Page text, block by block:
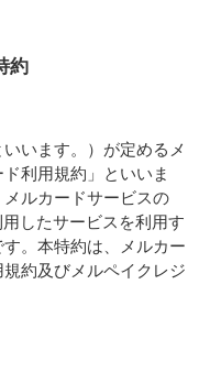
約
います。）が定めるメ
利用規約」といいま
ルカードサービスの
したサービスを利用す
。本特約は、メルカー
約及びメルペイクレジ